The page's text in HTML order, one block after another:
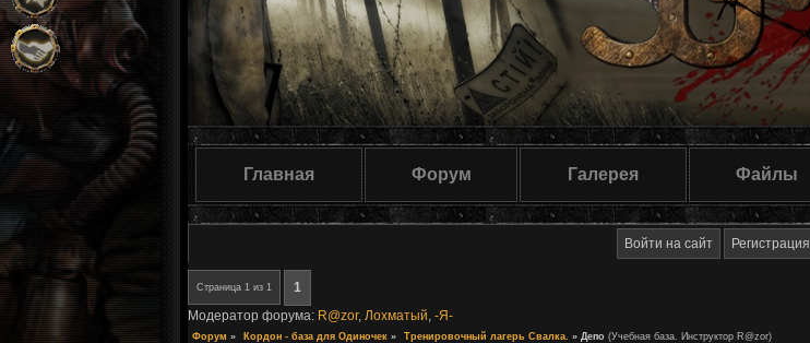
Главная Форум Галерея Файлы
Войти на сайт Регистрация
Страница 1 из 1
1
Модератор форума: R@zor, Лохматый, -Я-
Форум » Кордон - база для Одиночек » Тренировочный лагерь Свалка. » Депо (Учебная база. Инструктор R@zor)